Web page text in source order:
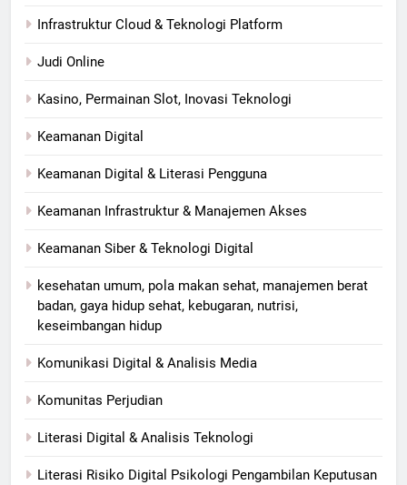
Infrastruktur Cloud & Teknologi Platform
Judi Online
Kasino, Permainan Slot, Inovasi Teknologi
Keamanan Digital
Keamanan Digital & Literasi Pengguna
Keamanan Infrastruktur & Manajemen Akses
Keamanan Siber & Teknologi Digital
kesehatan umum, pola makan sehat, manajemen berat
badan, gaya hidup sehat, kebugaran, nutrisi,
keseimbangan hidup
Komunikasi Digital & Analisis Media
Komunitas Perjudian
Literasi Digital & Analisis Teknologi
Literasi Risiko Digital Psikologi Pengambilan Keputusan